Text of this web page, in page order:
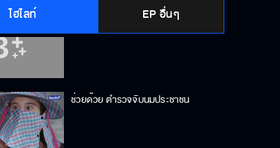
ไฮไลท์ EP อื่นๆ
ช่วยด้วย ตำรวจจับนมประชาชน